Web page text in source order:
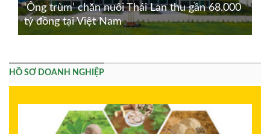
‘Ông trùm’ chăn nuôi Thái Lan thu gần 68.000
tỷ đồng tại Việt Nam
HỒ SƠ DOANH NGHIỆP